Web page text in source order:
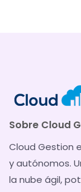
Sobre Cloud
Cloud Gestion
y autónomos.
la nube ágil,